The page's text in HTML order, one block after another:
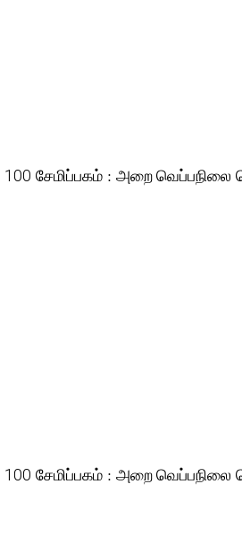
100 சேமிப்பகம் : அறை வெப்பநிலை
100 சேமிப்பகம் : அறை வெப்பநிலை